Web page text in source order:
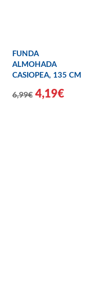
FUNDA
ALMOHADA
CASIOPEA, 135 CM
6,99€ 4,19€